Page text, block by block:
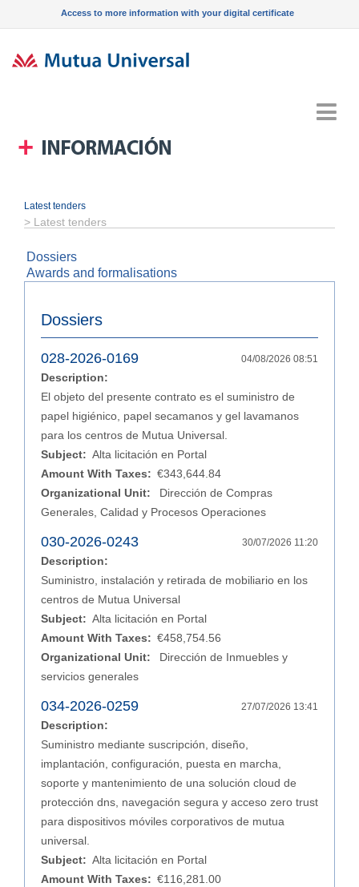
Access to more information with your digital certificate
> Latest tenders
Latest tenders
Dossiers
Awards and formalisations
Dossiers
04/08/2026 08:51
028-2026-0169
Description:
El objeto del presente contrato es el suministro de
papel higiénico, papel secamanos y gel lavamanos
para los centros de Mutua Universal.
Subject: Alta licitación en Portal
Amount With Taxes: €343,644.84
Organizational Unit:
Dirección de Compras
Generales, Calidad y Procesos Operaciones
30/07/2026 11:20
030-2026-0243
Description:
Suministro, instalación y retirada de mobiliario en los
centros de Mutua Universal
Subject: Alta licitación en Portal
Amount With Taxes: €458,754.56
Organizational Unit:
Dirección de Inmuebles y
servicios generales
27/07/2026 13:41
034-2026-0259
Description:
Suministro mediante suscripción, diseño,
implantación, configuración, puesta en marcha,
soporte y mantenimiento de una solución cloud de
protección dns, navegación segura y acceso zero trust
para dispositivos móviles corporativos de mutua
universal.
Subject: Alta licitación en Portal
Amount With Taxes: €116,281.00